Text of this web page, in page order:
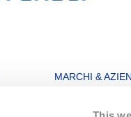
MARCHI &